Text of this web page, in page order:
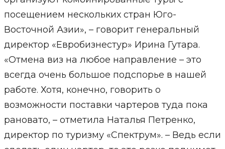
посещением нескольких стран Юго-
Восточной Азии», – говорит генеральный
директор «Евробизнестур» Ирина Гутара.
«Отмена виз на любое направление – это
всегда очень большое подспорье в нашей
работе. Хотя, конечно, говорить о
возможности поставки чартеров туда пока
рановато, – отметила Наталья Петренко,
директор по туризму «Спектрум». – Ведь если